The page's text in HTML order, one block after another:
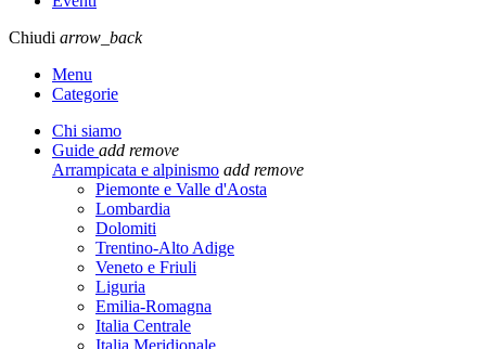
Chiudi arrow_back
Menu
Categorie
Chi siamo
Guide add remove
Arrampicata e alpinismo add remove
Piemonte e Valle d'Aosta
Lombardia
Dolomiti
Trentino-Alto Adige
Veneto e Friuli
Liguria
Emilia-Romagna
Italia Centrale